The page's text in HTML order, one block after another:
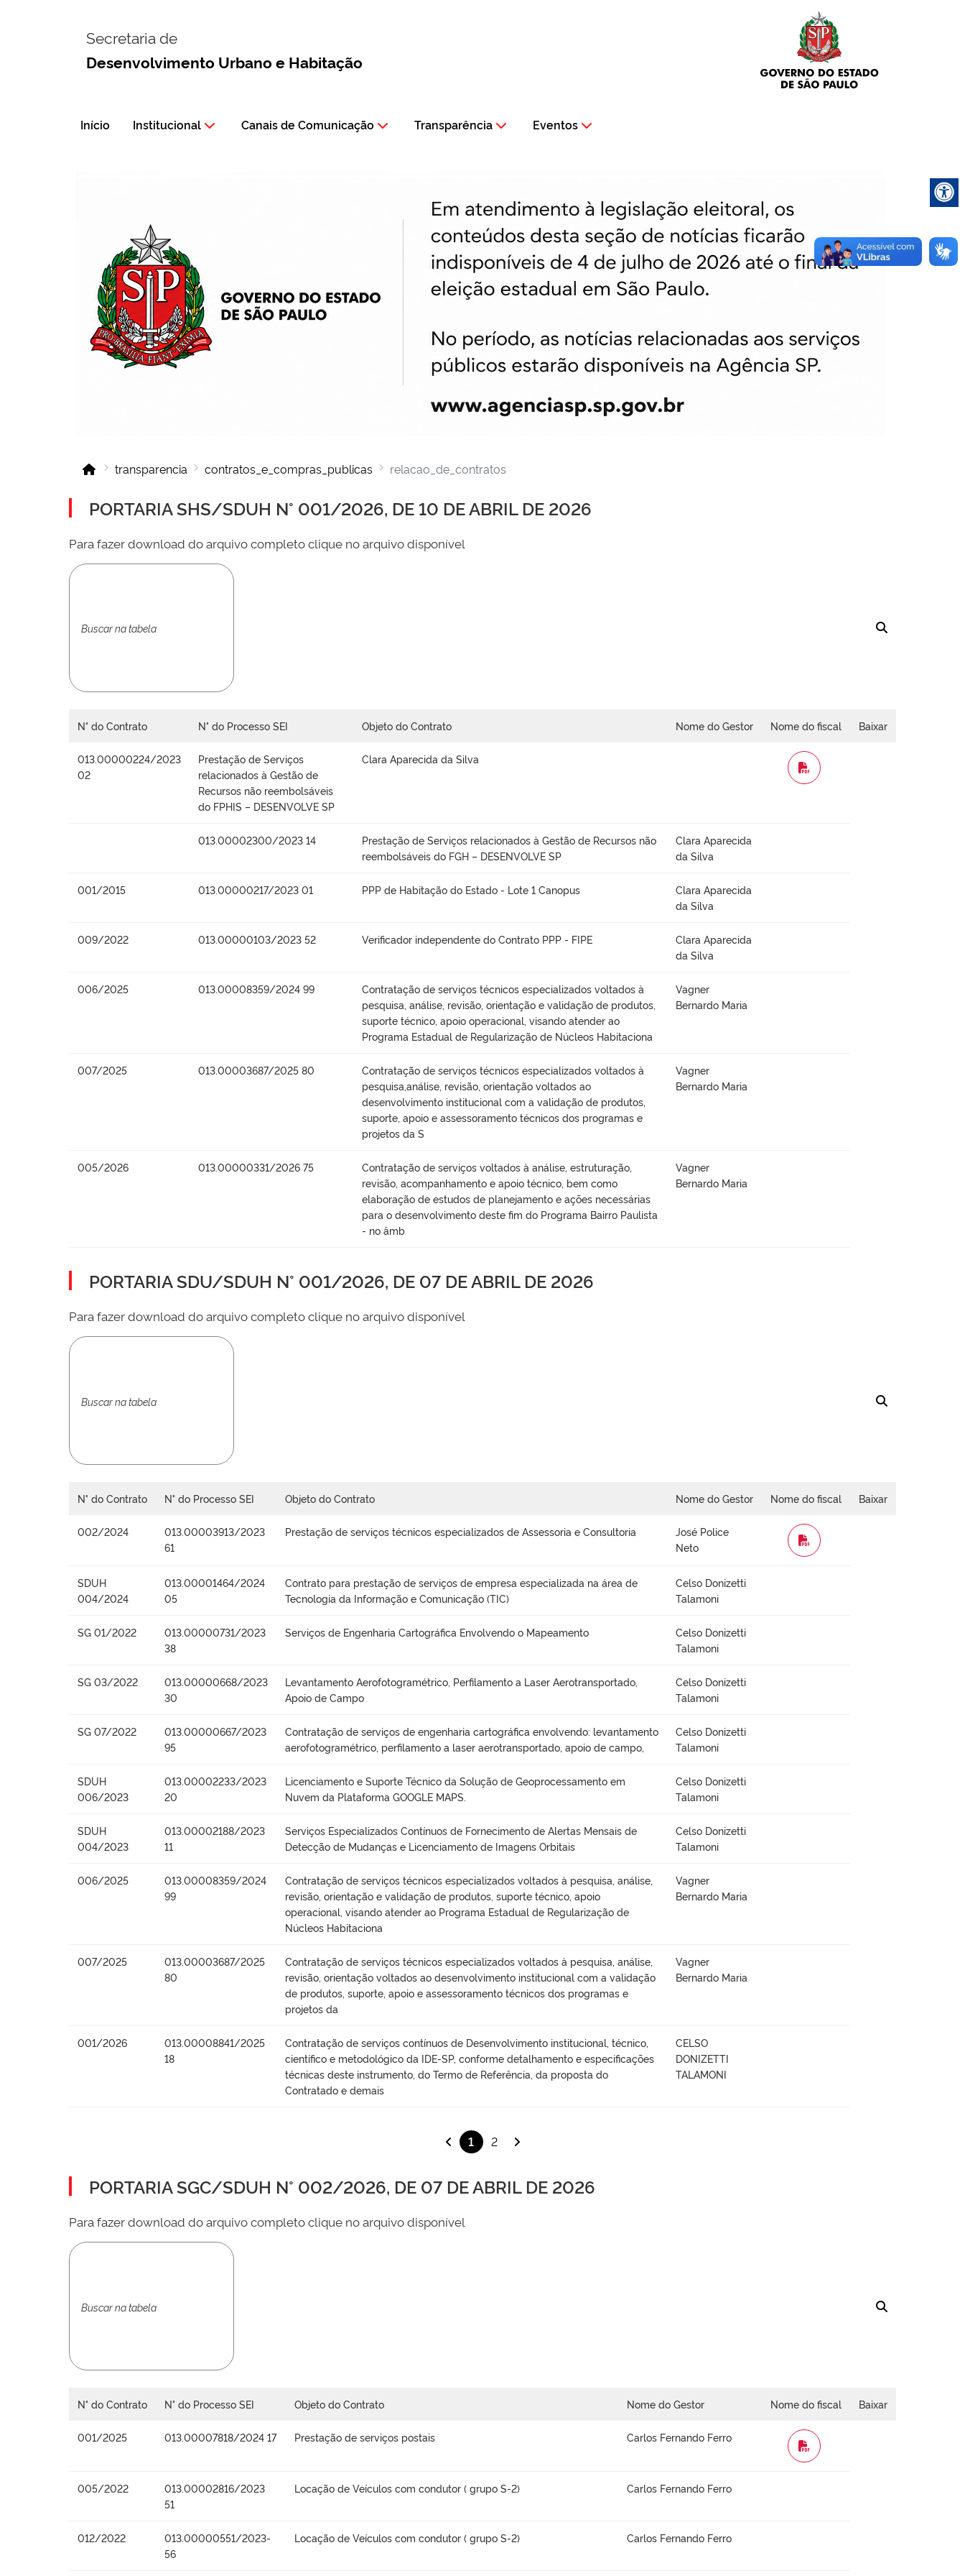
Secretaria de
Desenvolvimento Urbano e Habitação
Início Institucional Canais de Comunicação Transparência Eventos
transparencia contratos_e_compras_publicas relacao_de_contratos
PORTARIA SHS/SDUH N° 001/2026, DE 10 DE ABRIL DE 2026
Para fazer download do arquivo completo clique no arquivo disponível
N° do Contrato N° do Processo SEI Objeto do Contrato Nome do Gestor Nome do fiscal Baixar
013.00000224/2023
02
Prestação de Serviços
relacionados à Gestão de
Recursos não reembolsáveis
do FPHIS – DESENVOLVE SP
Clara Aparecida da Silva
WORD
013.00002300/2023 14
Prestação de Serviços relacionados à Gestão de Recursos não
reembolsáveis do FGH – DESENVOLVE SP
Clara Aparecida
da Silva
001/2015 013.00000217/2023 01 PPP de Habitação do Estado - Lote 1 Canopus
Clara Aparecida
da Silva
009/2022 013.00000103/2023 52 Verificador independente do Contrato PPP - FIPE
Clara Aparecida
da Silva
006/2025 013.00008359/2024 99
Contratação de serviços técnicos especializados voltados à
pesquisa, análise, revisão, orientação e validação de produtos,
suporte técnico, apoio operacional, visando atender ao
Programa Estadual de Regularização de Núcleos Habitaciona
Vagner
Bernardo Maria
007/2025 013.00003687/2025 80
Contratação de serviços técnicos especializados voltados à
pesquisa,análise, revisão, orientação voltados ao
desenvolvimento institucional com a validação de produtos,
suporte, apoio e assessoramento técnicos dos programas e
projetos da S
Vagner
Bernardo Maria
005/2026 013.00000331/2026 75
Contratação de serviços voltados à análise, estruturação,
revisão, acompanhamento e apoio técnico, bem como
elaboração de estudos de planejamento e ações necessárias
para o desenvolvimento deste fim do Programa Bairro Paulista
- no âmb
Vagner
Bernardo Maria
PORTARIA SDU/SDUH N° 001/2026, DE 07 DE ABRIL DE 2026
Para fazer download do arquivo completo clique no arquivo disponível
N° do Contrato N° do Processo SEI Objeto do Contrato Nome do Gestor Nome do fiscal Baixar
002/2024
013.00003913/2023
61
Prestação de serviços técnicos especializados de Assessoria e Consultoria
José Police
Neto
WORD
SDUH
004/2024
013.00001464/2024
05
Contrato para prestação de serviços de empresa especializada na área de
Tecnologia da Informação e Comunicação (TIC)
Celso Donizetti
Talamoni
SG 01/2022
013.00000731/2023
38
Serviços de Engenharia Cartográfica Envolvendo o Mapeamento
Celso Donizetti
Talamoni
SG 03/2022
013.00000668/2023
30
Levantamento Aerofotogramétrico, Perfilamento a Laser Aerotransportado,
Apoio de Campo
Celso Donizetti
Talamoni
SG 07/2022
013.00000667/2023
95
Contratação de serviços de engenharia cartográfica envolvendo: levantamento
aerofotogramétrico, perfilamento a laser aerotransportado, apoio de campo,
Celso Donizetti
Talamoni
SDUH
006/2023
013.00002233/2023
20
Licenciamento e Suporte Técnico da Solução de Geoprocessamento em
Nuvem da Plataforma GOOGLE MAPS.
Celso Donizetti
Talamoni
SDUH
004/2023
013.00002188/2023
11
Serviços Especializados Contínuos de Fornecimento de Alertas Mensais de
Detecção de Mudanças e Licenciamento de Imagens Orbitais
Celso Donizetti
Talamoni
006/2025
013.00008359/2024
99
Contratação de serviços técnicos especializados voltados à pesquisa, análise,
revisão, orientação e validação de produtos, suporte técnico, apoio
operacional, visando atender ao Programa Estadual de Regularização de
Núcleos Habitaciona
Vagner
Bernardo Maria
007/2025
013.00003687/2025
80
Contratação de serviços técnicos especializados voltados à pesquisa, análise,
revisão, orientação voltados ao desenvolvimento institucional com a validação
de produtos, suporte, apoio e assessoramento técnicos dos programas e
projetos da
Vagner
Bernardo Maria
001/2026
013.00008841/2025
18
Contratação de serviços contínuos de Desenvolvimento institucional, técnico,
científico e metodológico da IDE-SP, conforme detalhamento e especificações
técnicas deste instrumento, do Termo de Referência, da proposta do
Contratado e demais
CELSO
DONIZETTI
TALAMONI
1 2
PORTARIA SGC/SDUH N° 002/2026, DE 07 DE ABRIL DE 2026
Para fazer download do arquivo completo clique no arquivo disponível
N° do Contrato N° do Processo SEI Objeto do Contrato Nome do Gestor Nome do fiscal Baixar
001/2025 013.00007818/2024 17 Prestação de serviços postais Carlos Fernando Ferro
WORD
005/2022
013.00002816/2023
51
Locação de Veículos com condutor ( grupo S-2) Carlos Fernando Ferro
012/2022
013.00000551/2023-
56
Locação de Veículos com condutor ( grupo S-2) Carlos Fernando Ferro